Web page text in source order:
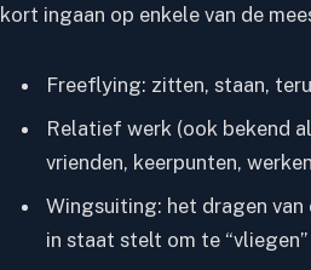
kort ingaan op enkele van de
Freeflying: zitten, staan,
Relatief werk (ook bekend
vrienden, keerpunten,
Wingsuiting: het dragen
in staat stelt om te